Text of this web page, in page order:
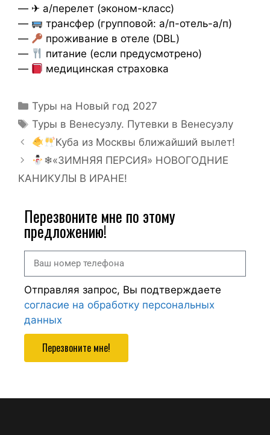
— ✈ а/перелет (эконом-класс)
—
трансфер (групповой: а/п-отель-а/п)
—
проживание в отеле (DBL)
—
питание (если предусмотрено)
—
медицинская страховка
Туры на Новый год 2027
Туры в Венесуэлу. Путевки в Венесуэлу
Куба из Москвы ближайший вылет!
❄«ЗИМНЯЯ ПЕРСИЯ» НОВОГОДНИЕ
КАНИКУЛЫ В ИРАНЕ!
Перезвоните мне по этому
предложению!
Отправляя запрос, Вы подтверждаете
согласие на обработку персональных
данных
Перезвоните мне!